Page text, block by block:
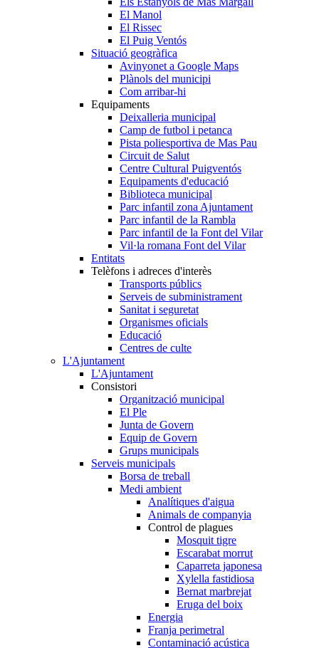
El Manol
El Rissec
El Puig Ventós
Situació geogràfica
Avinyonet a Google Maps
Plànols del municipi
Com arribar-hi
Equipaments
Deixalleria municipal
Camp de futbol i petanca
Pista poliesportiva de Mas Pau
Circuit de Salut
Centre Cultural Puigventós
Equipaments d'educació
Biblioteca municipal
Parc infantil zona Ajuntament
Parc infantil de la Rambla
Parc infantil de la Font del Vilar
Vil·la romana Font del Vilar
Entitats
Telèfons i adreces d'interès
Transports públics
Serveis de subministrament
Sanitat i seguretat
Organismes oficials
Educació
Centres de culte
L'Ajuntament
L'Ajuntament
Consistori
Organització municipal
El Ple
Junta de Govern
Equip de Govern
Grups municipals
Serveis municipals
Borsa de treball
Medi ambient
Analítiques d'aigua
Animals de companyia
Control de plagues
Mosquit tigre
Escarabat morrut
Caparreta japonesa
Xylella fastidiosa
Bernat marbrejat
Eruga del boix
Energia
Franja perimetral
Contaminació acústica